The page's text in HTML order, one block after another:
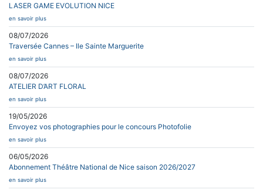
LASER GAME EVOLUTION NICE
en savoir plus
08/07/2026
Traversée Cannes – Ile Sainte Marguerite
en savoir plus
08/07/2026
ATELIER D’ART FLORAL
en savoir plus
19/05/2026
Envoyez vos photographies pour le concours Photofolie
en savoir plus
06/05/2026
Abonnement Théâtre National de Nice saison 2026/2027
en savoir plus